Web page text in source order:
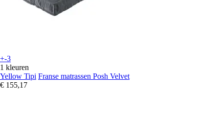
+-3
1 kleuren
Yellow Tipi Franse matrassen Posh Velvet
€ 155,17